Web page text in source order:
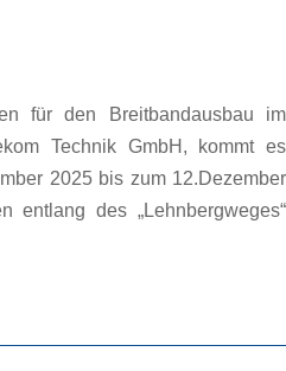
für den Breitbandausbau im
Technik GmbH, kommt es
2025 bis zum 12.Dezember
entlang des „Lehnbergweges“